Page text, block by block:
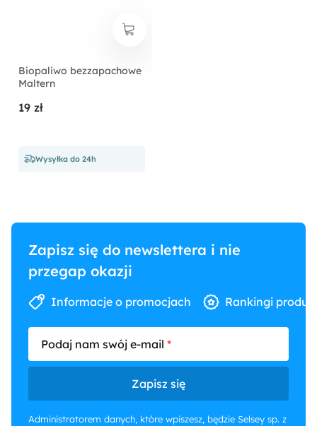
Biopaliwo bezzapachowe
Maltern
19 zł
Wysyłka do 24h
Zapisz się do newslettera i nie
przegap okazji
Informacje o promocjach Rankingi
Podaj nam swój e-mail
Zapisz się
Administratorem danych, które wpiszesz, będzie Selsey sp. z